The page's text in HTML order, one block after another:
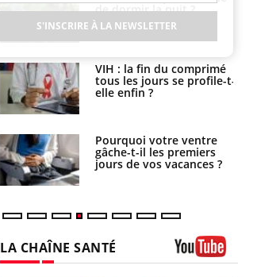
de dormir la nuit ?
VIH : la fin du comprimé
tous les jours se profile-t-
elle enfin ?
Pourquoi votre ventre
gâche-t-il les premiers
jours de vos vacances ?
LA CHAÎNE SANTÉ
S'INSCRIRE À LA NEWSLETTER